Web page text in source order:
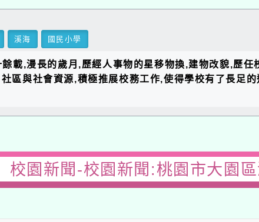
溪海 國民小學
載,漫長的歲月,歷經人事物的星移物換,建物改貌,歷
區與社會資源,積極推展校務工作,使得學校有了長足
校園新聞-校園新聞:桃園市大園